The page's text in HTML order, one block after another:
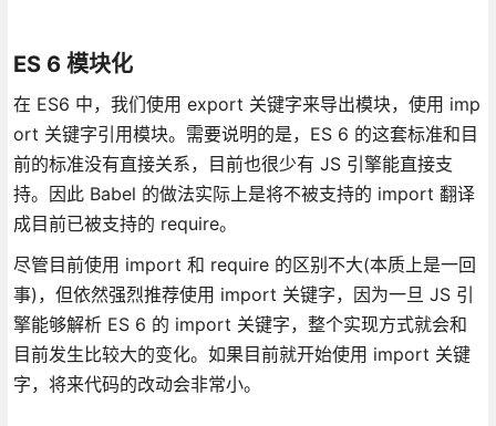
ES 6 模块化
在 ES6 中，我们使用 export 关键字来导出模块，使用 imp
ort 关键字引用模块。需要说明的是，ES 6 的这套标准和目
前的标准没有直接关系，目前也很少有 JS 引擎能直接支
持。因此 Babel 的做法实际上是将不被支持的 import 翻译
成目前已被支持的 require。
尽管目前使用 import 和 require 的区别不大(本质上是一回
事)，但依然强烈推荐使用 import 关键字，因为一旦 JS 引
擎能够解析 ES 6 的 import 关键字，整个实现方式就会和
目前发生比较大的变化。如果目前就开始使用 import 关键
字，将来代码的改动会非常小。